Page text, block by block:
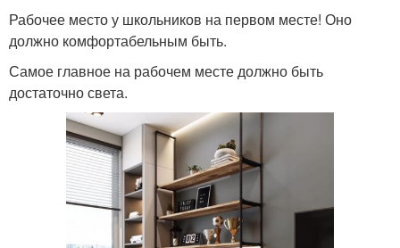
Рабочее место у школьников на первом месте! Оно
должно комфортабельным быть.
Самое главное на рабочем месте должно быть
достаточно света.